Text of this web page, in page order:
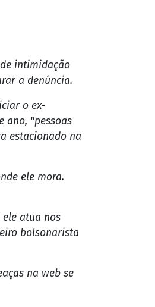
intimidação
a denúncia.
o ex-
ano, "pessoas
estacionado na
ele mora.
atua nos
bolsonarista
na web se